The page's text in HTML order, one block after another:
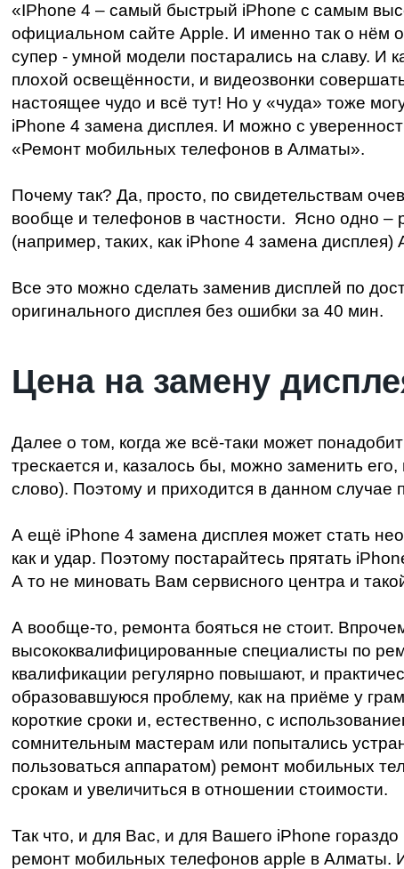
«IPhone 4 – самый быстрый iPhone с самым
официальном сайте Apple. И именно так о нём
супер - умной модели постарались на славу. И
плохой освещённости, и видеозвонки
настоящее чудо и всё тут! Но у «чуда» тоже
iPhone 4 замена дисплея. И можно с
«Ремонт мобильных телефонов в Алматы».
Почему так? Да, просто, по свидетельствам
вообще и телефонов в частности. Ясно одно
(например, таких, как iPhone 4 замена
Все это можно сделать заменив дисплей по
оригинального дисплея без ошибки за 40 мин.
Цена на замену
Далее о том, когда же всё-таки может
трескается и, казалось бы, можно заменить
слово). Поэтому и приходится в данном случае
А ещё iPhone 4 замена дисплея может стать
как и удар. Поэтому постарайтесь прятать
А то не миновать Вам сервисного центра и
А вообще-то, ремонта бояться не стоит.
высококвалифицированные специалисты по
квалификации регулярно повышают, и
образовавшуюся проблему, как на приёме у
короткие сроки и, естественно, с
сомнительным мастерам или попытались
пользоваться аппаратом) ремонт мобильных
срокам и увеличиться в отношении стоимости.
Так что, и для Вас, и для Вашего iPhone
ремонт мобильных телефонов apple в Алматы.